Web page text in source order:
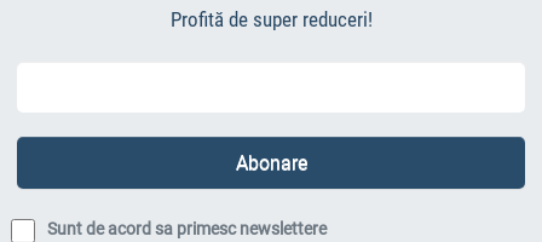
Profită de super reduceri!
Sunt de acord sa primesc newslettere